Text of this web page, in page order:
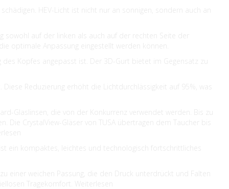
HEV-Licht ist nicht nur an sonnigen, sondern auch an
sowohl auf der linken als auch auf der rechten Seite der
optimale Anpassung eingestellt werden können.
Kopfes angepasst ist. Der 3D-Gurt bietet im Gegensatz zu
Reduzierung erhöht die Lichtdurchlässigkeit auf 95%, was
Glaslinsen, die von der Konkurrenz verwendet werden. Bis zu
CrystalView-Gläser von TUSA übertragen dem Taucher bis
ein kompaktes, leichtes und technologisch fortschrittliches
einer weichen Passung, die den Druck unterdrückt und Falten
Tragekomfort. Weiterlesen